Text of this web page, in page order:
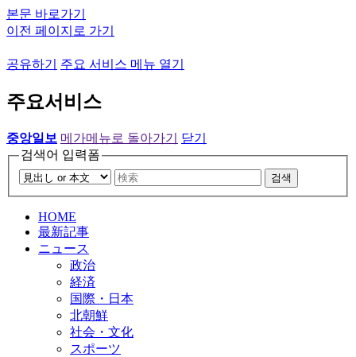
본문 바로가기
이전 페이지로 가기
공유하기 주요 서비스 메뉴 열기
주요서비스
중앙일보 메가메뉴로 돌아가기
닫기
검색어 입력폼
검색
HOME
最新記事
ニュース
政治
経済
国際・日本
北朝鮮
社会・文化
スポーツ